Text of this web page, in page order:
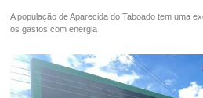
A população de Aparecida do Taboado tem uma
os gastos com energia